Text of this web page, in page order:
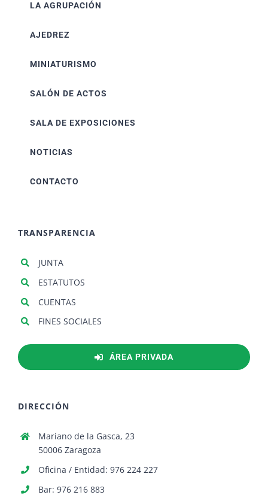
LA AGRUPACIÓN
AJEDREZ
MINIATURISMO
SALÓN DE ACTOS
SALA DE EXPOSICIONES
NOTICIAS
CONTACTO
TRANSPARENCIA
JUNTA
ESTATUTOS
CUENTAS
FINES SOCIALES
ÁREA PRIVADA
DIRECCIÓN
Mariano de la Gasca, 23
50006 Zaragoza
Oficina / Entidad: 976 224 227
Bar: 976 216 883